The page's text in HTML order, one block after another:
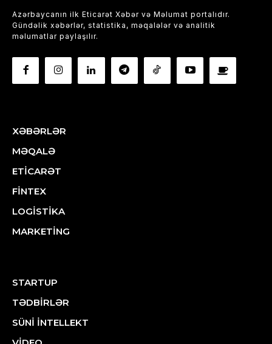
Azərbaycanın ilk Eticarət Xəbər və Məlumat portalıdır.
Gündəlik xəbərlər, statistika, məqalələr və analitik
məlumatlar paylaşılır.
XƏBƏRLƏR
MƏQALƏ
ETİCARƏT
FİNTEX
LOGİSTİKA
MARKETİNG
STARTUP
TƏDBİRLƏR
SÜNİ İNTELLEKT